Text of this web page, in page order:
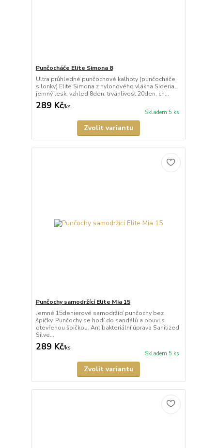
Punčocháče Elite Simona 8
Ultra průhledné punčochové kalhoty (punčocháče,
silonky) Elite Simona z nylonového vlákna Sideria,
jemný lesk, vzhled 8den, trvanlivost 20den, ch...
289 Kč/ks
Skladem 5 ks
Zvolit variantu
Punčochy samodržící Elite Mia 15
Jemné 15denierové samodržící punčochy bez
špičky. Punčochy se hodí do sandálů a obuvi s
otevřenou špičkou. Antibakteriální úprava Sanitized
Silve...
289 Kč/ks
Skladem 5 ks
Zvolit variantu